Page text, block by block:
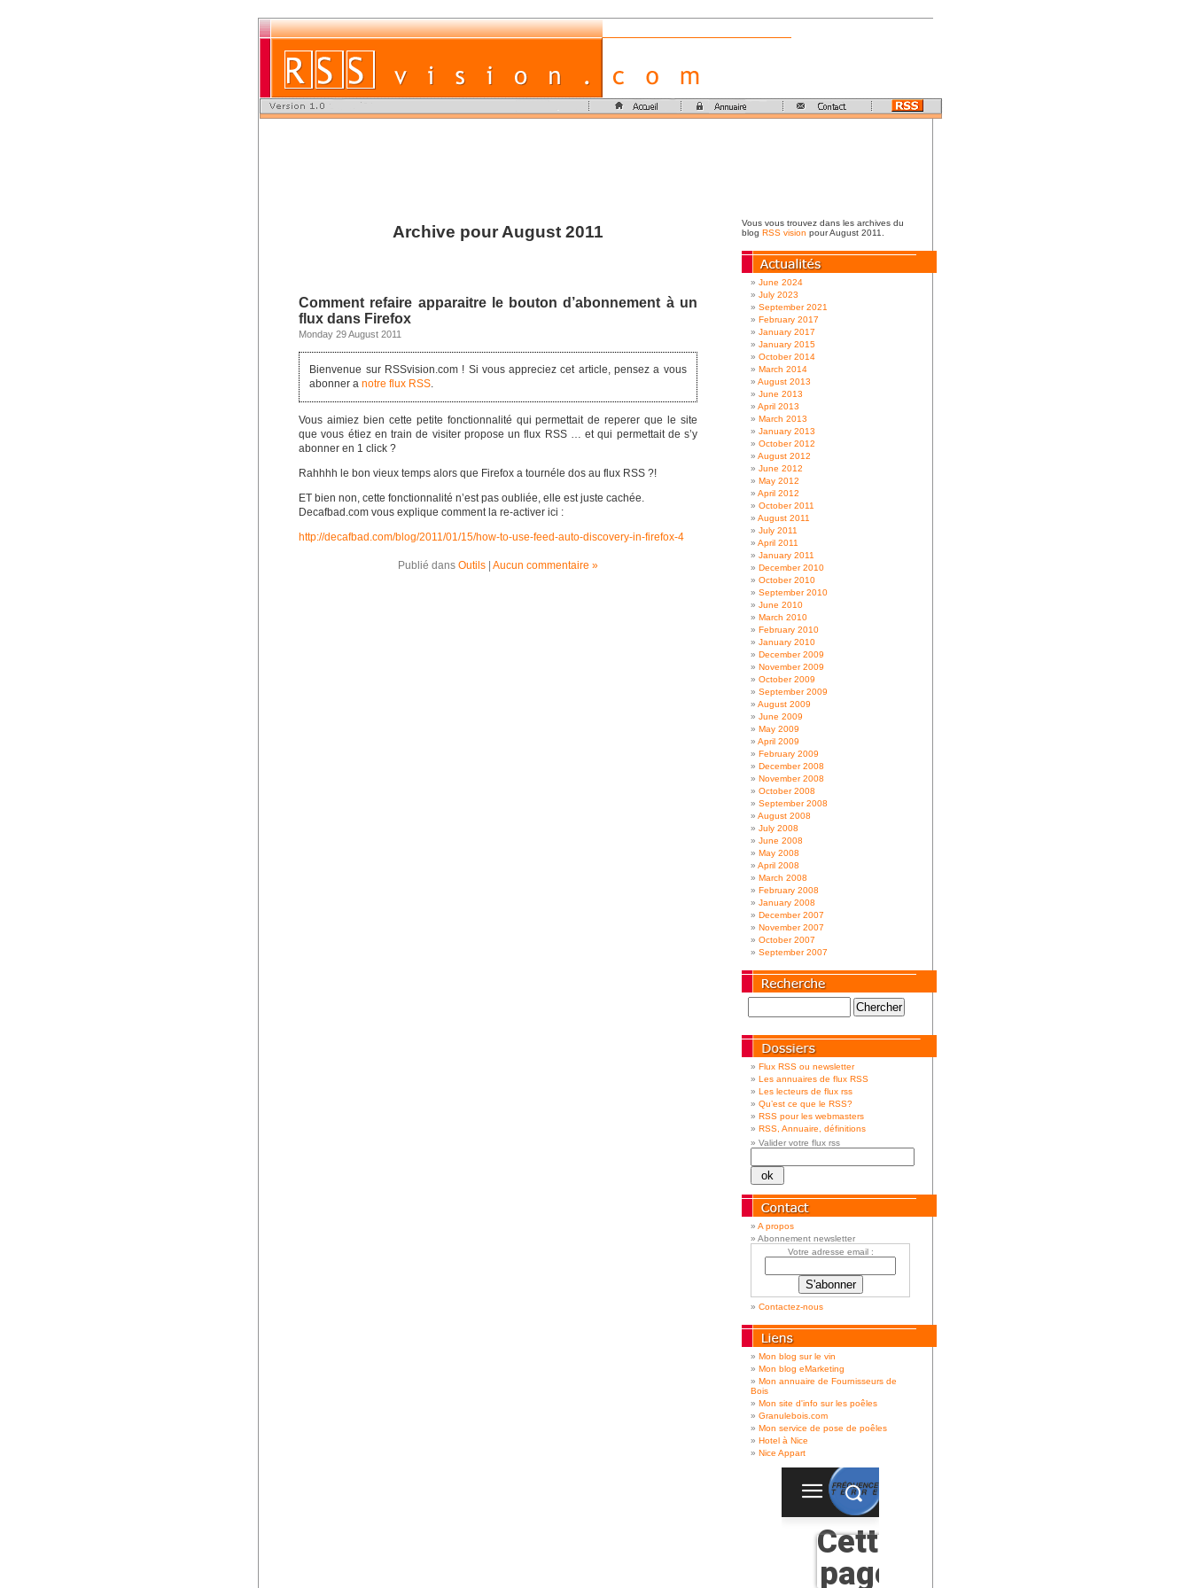
Archive pour August 2011
Comment refaire apparaitre le bouton d’abonnement à un
flux dans Firefox
Monday 29 August 2011
Bienvenue sur RSSvision.com ! Si vous appreciez cet article, pensez a vous
abonner anotre flux RSS.
Vous aimiez bien cette petite fonctionnalité qui permettait de reperer que le site
que vous étiez en train de visiter propose un flux RSS … et qui permettait de s’y
abonner en 1 click ?
Rahhhh le bon vieux temps alors que Firefox a tournéle dos au flux RSS ?!
ET bien non, cette fonctionnalité n’est pas oubliée, elle est juste cachée.
Decafbad.com vous explique comment la re-activer ici :
http://decafbad.com/blog/2011/01/15/how-to-use-feed-auto-discovery-in-firefox-4
Publié dans Outils | Aucun commentaire »
Vous vous trouvez dans les archives du
blog RSS vision pour August 2011.
June 2024
July 2023
September 2021
February 2017
January 2017
January 2015
October 2014
March 2014
August 2013
June 2013
April 2013
March 2013
January 2013
October 2012
August 2012
June 2012
May 2012
April 2012
October 2011
August 2011
July 2011
April 2011
January 2011
December 2010
October 2010
September 2010
June 2010
March 2010
February 2010
January 2010
December 2009
November 2009
October 2009
September 2009
August 2009
June 2009
May 2009
April 2009
February 2009
December 2008
November 2008
October 2008
September 2008
August 2008
July 2008
June 2008
May 2008
April 2008
March 2008
February 2008
January 2008
December 2007
November 2007
October 2007
September 2007
Flux RSS ou newsletter
Les annuaires de flux RSS
Les lecteurs de flux rss
Qu’est ce que le RSS?
RSS pour les webmasters
RSS, Annuaire, définitions
Valider votre flux rss
A propos
Abonnement newsletter
Votre adresse email :
Contactez-nous
Mon blog sur le vin
Mon blog eMarketing
Mon annuaire de Fournisseurs de
Bois
Mon site d'info sur les poêles
Granulebois.com
Mon service de pose de poêles
Hotel à Nice
Nice Appart